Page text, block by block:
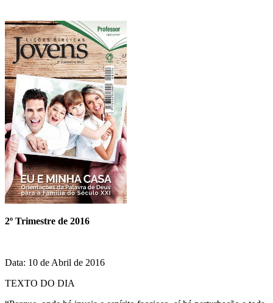
2º Trimestre de 2016
Data: 10 de Abril de 2016
TEXTO DO DIA